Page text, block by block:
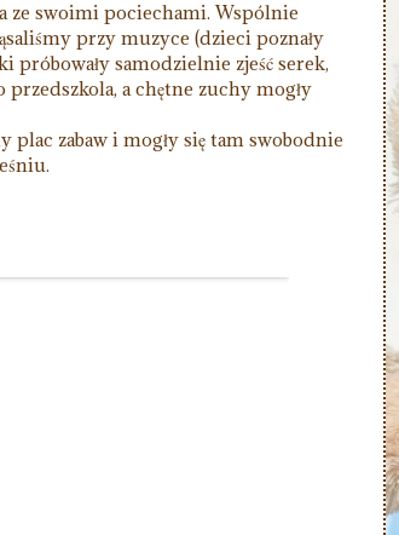
ze swoimi pociechami. Wspólnie
przy muzyce (dzieci poznały
próbowały samodzielnie zjeść serek,
przedszkola, a chętne zuchy mogły
zabaw i mogły się tam swobodnie